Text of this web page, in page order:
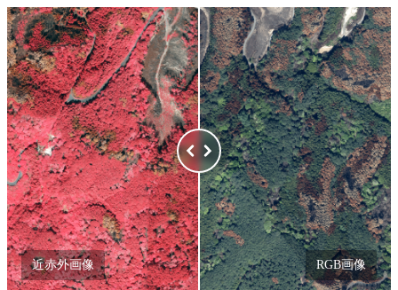
近赤外画像 RGB画像